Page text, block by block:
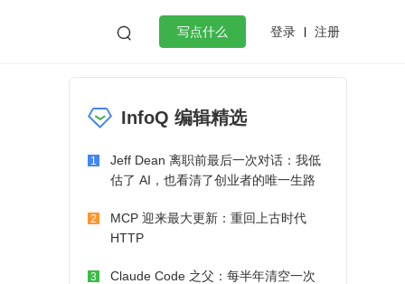
 写点什么 登录 注册
微服务架构 flutter
InfoQ 编辑精选
1
Jeff Dean 离职前最后一次对话：我低
估了 AI，也看清了创业者的唯一生路
2
MCP 迎来最大更新：重回上古时代
HTTP
3
Claude Code 之父：每半年清空一次